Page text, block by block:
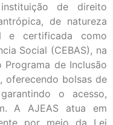
de direito
de natureza
e certificada como
Social (CEBAS), na
de Inclusão
oferecendo bolsas de
o acesso,
A AJEAS atua em